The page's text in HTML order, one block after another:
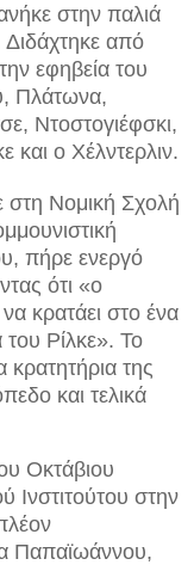
στην παλιά
Διδάχτηκε από
εφηβεία του
Πλάτωνα,
Ντοστογιέφσκι,
ο Χέλντερλιν.
στη Νομική Σχολή
πήρε ενεργό
ότι «ο
κρατάει στο ένα
του Ρίλκε». Το
κρατητήρια της
και τελικά
Οκτάβιου
Ινστιτούτου στην
Παπαϊωάννου,